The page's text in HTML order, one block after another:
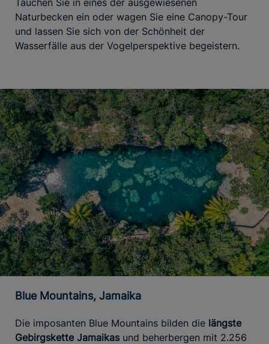
Tauchen Sie in eines der ausgewiesenen
Naturbecken ein oder wagen Sie eine Canopy-Tour
und lassen Sie sich von der Schönheit der
Wasserfälle aus der Vogelperspektive begeistern.
Blue Mountains, Jamaika
Die imposanten Blue Mountains bilden die längste
Gebirgskette Jamaikas und beherbergen mit 2.256